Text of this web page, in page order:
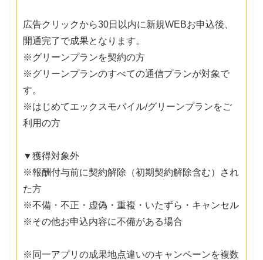
広告クリックから30日以内に新規WEBお申込後、
開通完了で成果となります。
※グリーンプランを契約の方
※グリーンプランのすべての通信プランが対象で
す。
※はじめてエックスモバイル/グリーンプランをご
利用の方
▼獲得対象外
※報酬付与前に契約解除（初期契約解除含む）され
た方
※不備・不正・虚偽・重複・いたずら・キャンセル
※その他お申込内容に不備がある場合
※同一アプリの成果地点違いのキャンペーンを複数